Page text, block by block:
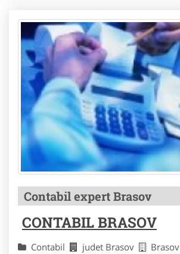
Contabil expert Brasov
CONTABIL BRASOV
Contabil judet Brasov
Brasov